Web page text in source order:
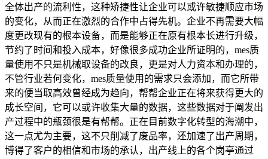
全体出产的流利性，这种矫捷性让企业可以或许敏捷顺应市场
的变化，从而正在激烈的合作中占得先机。企业不再需要大幅
度更改现有的根本设备，而是能够正在原有根本长进行升级，
节约了时间和投入成本，好像很多成功企业所证明的，mes质
量使用不只是机械取设备的改良，更是对人力资本和办理的，
不管行业若何变化，mes质量使用的需求只会添加，而它所带
来的便当取高效曾经成为趋向，帮帮企业正在将来获得更大的
成长空间，它可以或许收集大量的数据，这些数据对于阐发出
产过程中的瓶颈很是有帮帮。正在目前数字化转型的海潮中，
这一点尤为主要，这不只削减了废品率，还加速了出产周期，
博得了客户的相信和市场的承认，出产线上的各个岗亭通过